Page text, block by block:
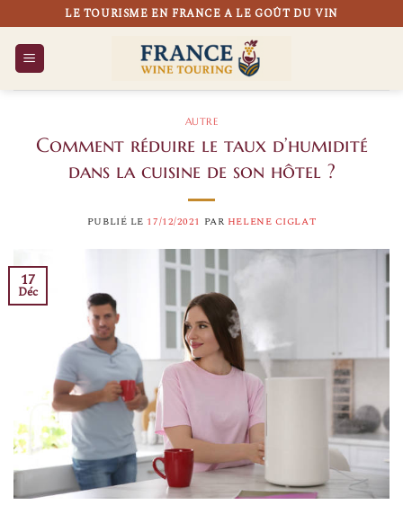
au
contenu
LE TOURISME EN FRANCE A LE GOÛT DU VIN
AUTRE
Comment réduire le taux d’humidité
dans la cuisine de son hôtel ?
PUBLIÉ LE 17/12/2021 PAR HELENE CIGLAT
17
Déc